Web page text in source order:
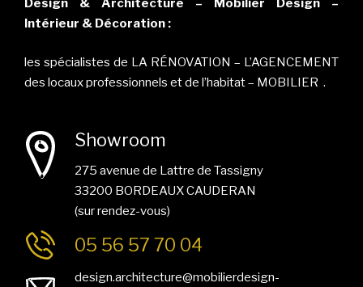
Design & Architecture – Mobilier Design –
Intérieur & Décoration :
les spécialistes de LA RÉNOVATION – L’AGENCEMENT
des locaux professionnels et de l’habitat – MOBILIER .
Showroom
275 avenue de Lattre de Tassigny
33200 BORDEAUX CAUDERAN
(sur rendez-vous)
05 56 57 70 04
design.architecture@mobilierdesign-